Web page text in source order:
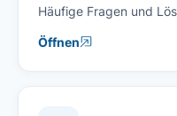
Häufige Fragen und
Öffnen